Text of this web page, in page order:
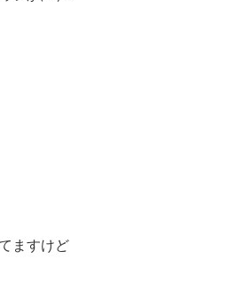
ますけど